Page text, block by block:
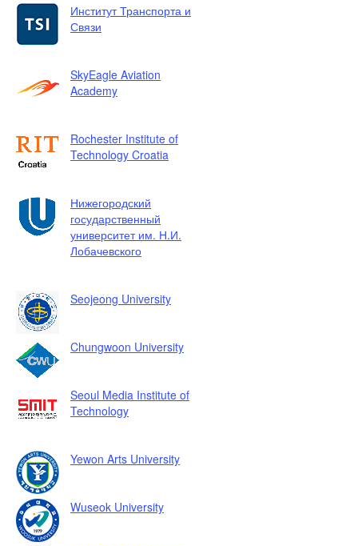
Институт Транспорта и
Связи
SkyEagle Aviation
Academy
Rochester Institute of
Technology Croatia
Нижегородский
государственный
университет им. Н.И.
Лобачевского
Seojeong University
Chungwoon University
Seoul Media Institute of
Technology
Yewon Arts University
Wuseok University